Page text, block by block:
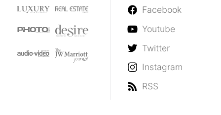
Facebook
Youtube
Twitter
Instagram
RSS